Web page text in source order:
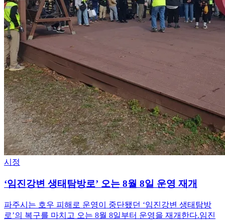
시정
‘임진강변 생태탐방로’ 오는 8월 8일 운영 재개
파주시는 호우 피해로 운영이 중단됐던 ‘임진강변 생태탐방
로’의 복구를 마치고 오는 8월 8일부터 운영을 재개한다.임진